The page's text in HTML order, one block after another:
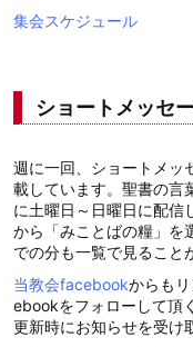
集会スケジュール
ショートメッセ
週に一回、ショートメッ
載しています。聖書の言
に土曜日～日曜日に配信
から「みことばの糧」を
での分も一覧で見ること
当教会facebookからも
ebookをフォローして頂
更新時にお知らせを受け